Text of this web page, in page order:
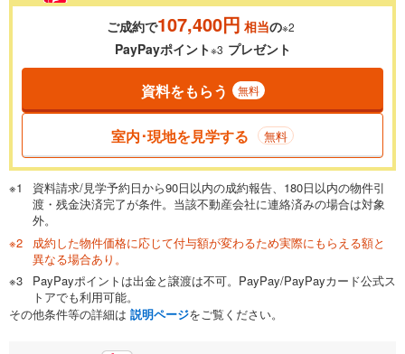
0.01%
一般的には最長35年まで借り入れ可能です。多くの金融機関
が完済時の年齢は80歳までを条件としています。
閉じる
頭金 万円
0万円 3,580万円
自己資金から住宅購入にかけられる金額を入力してくださ
い。一般的には物件価格の2割までが目安です。
閉じる
ボーナス
万円
ご成約で107,400円 相当の※2
PayPayポイント※3 プレゼント
資料をもらう 無料
室内･現地を見学する 無料
資料請求/見学予約日から90日以内の成約報告、180日以内の物件引
渡・残金決済完了が条件。当該不動産会社に連絡済みの場合は対象
外。
成約した物件価格に応じて付与額が変わるため実際にもらえる額と
異なる場合あり。
PayPayポイントは出金と譲渡は不可。PayPay/PayPayカード公式ス
トアでも利用可能。
その他条件等の詳細は 説明ページをご覧ください。